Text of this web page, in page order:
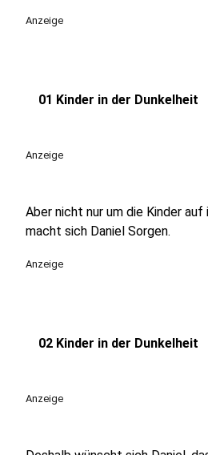
Anzeige
01 Kinder in der Dunkelheit
Anzeige
Aber nicht nur um die Kinder auf
macht sich Daniel Sorgen.
Anzeige
02 Kinder in der Dunkelheit
Anzeige